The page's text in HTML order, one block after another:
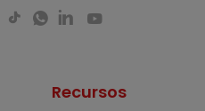
Recursos